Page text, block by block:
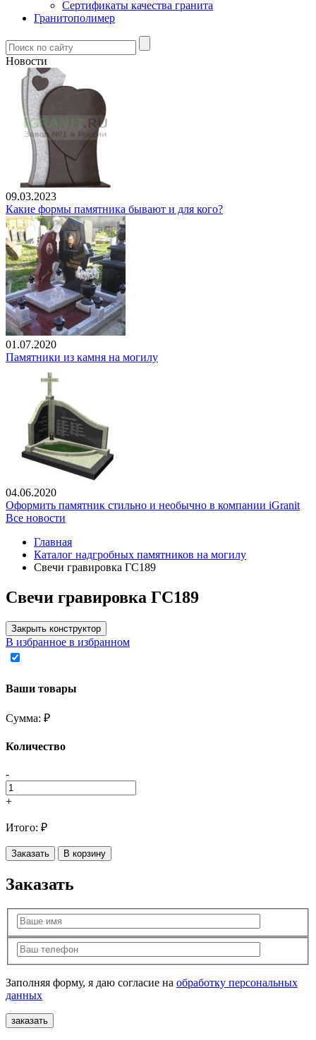
Сертификаты качества гранита
Гранитополимер
Новости
09.03.2023
Какие формы памятника бывают и для кого?
01.07.2020
Памятники из камня на могилу
04.06.2020
Оформить памятник стильно и необычно в компании iGranit
Все новости
Главная
Каталог надгробных памятников на могилу
Свечи гравировка ГС189
Свечи гравировка ГС189
Закрыть конструктор
В избранное в избранном
Ваши товары
Сумма: ₽
Количество
-
+
Итого: ₽
Заказать В корзину
Заказать
Заполняя форму, я даю согласие на обработку персональных
данных